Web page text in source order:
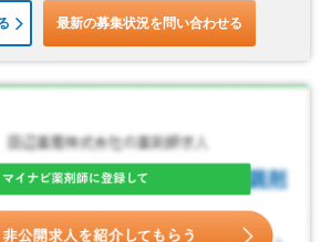
最新の募集状況を問い合わせる